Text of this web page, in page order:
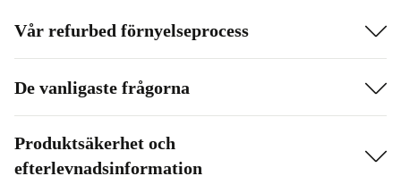
Vår refurbed förnyelseprocess
De vanligaste frågorna
Produktsäkerhet och
efterlevnadsinformation